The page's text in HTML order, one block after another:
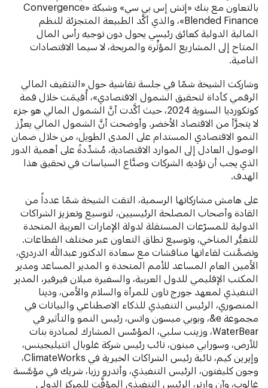
بالتعاون مع بنك «إتش إس بي سي» وشبكة «Convergence
Blended Finance»، والذي أكَّد الطبيعة المتجزئة للنظم
المالية الدولية كعائق رئيسي يحول دون توجيه رأس المال
المتاح إلى المشاريع المؤثِّرة والمربحة، لا سيما الاقتصادات
النامية.
وشاركت الشيخة شمّا في جلسة نقاشية حول «التثقيف المالي
الرقمي كأداة لتحقيق الشمول الاقتصادي»، أُقيمَت خلال قمة
كونكورديا السنوية 2024، حيث أكَّدت أنَّ الشمول المالي هو جزء
لا يتجزَّأ من الاقتصاد الأخضر. وأوضحت أنَّ الشمول المالي يعزِّز
النمو الاقتصادي المستدام على المدى الطويل، من خلال ضمان
الوصول العادل إلى الموارد الاقتصادية، مُشدِّدةً على أهمية الدور
الذي يجب أن تؤديه الشركات وصنَّاع السياسات في تحقيق هذا
الهدف.
على هامش مشاركاتها الرسمية، التقت الشيخة شمّا عدداً من
القادة وأصحاب المصلحة الرئيسيين، لتوسيع وتعزيز الشراكات
الدولية للمسرّعات المستقلة لدولة الإمارات العربية المتحدة
للتغيُّر المناخي، وتوسيع نطاق التعاون عبر مختلف القطاعات.
وتضمَّنت لقاءاتها مناقشات مع سعادة الدكتور عبدالله الدردري،
الأمين العام المساعد للأمم المتحدة و المدير المساعد ومدير
المكتب الإقليمي للدول العربية، والسفيرة ميلان فيرفير، المدير
التنفيذي لمعهد جورج تاون للمرأة والسلام والأمن، ودينا
المنصوري، الرئيس التنفيذي للذكاء الاصطناعي والبيانات في
مجموعة e&، وبوبي ميسون واتس، رئيس النمو والتأثير في
WaterBear، وزينب سلبي، المؤسِّس المشارك لمبادرة بنات
للأرض، وسورابي مينون، نائب رئيس شركة غلوبال انتيليجينس،
وإيرين كيم، نائبة رئيس الشراكات الخيرية في ClimateWorks،
وجون كليفتون، الرئيس التنفيذي، وأندرو رزبا، شريك في مؤسَّسة
غالوب، وآن وارنر، الرئيس التنفيذي المؤقَّت للمركز الدولي